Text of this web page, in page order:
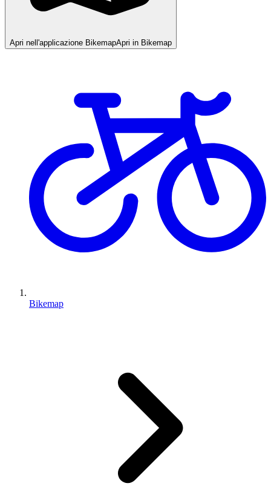
Apri nell'applicazione BikemapApri in Bikemap
Bikemap